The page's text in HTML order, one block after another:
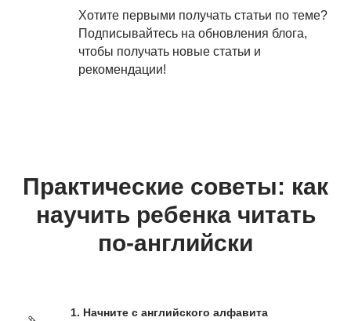
Хотите первыми получать статьи по теме?
Подписывайтесь на обновления блога,
чтобы получать новые статьи и
рекомендации!
Практические советы: как
научить ребенка читать
по-английски
1. Начните с английского алфавита